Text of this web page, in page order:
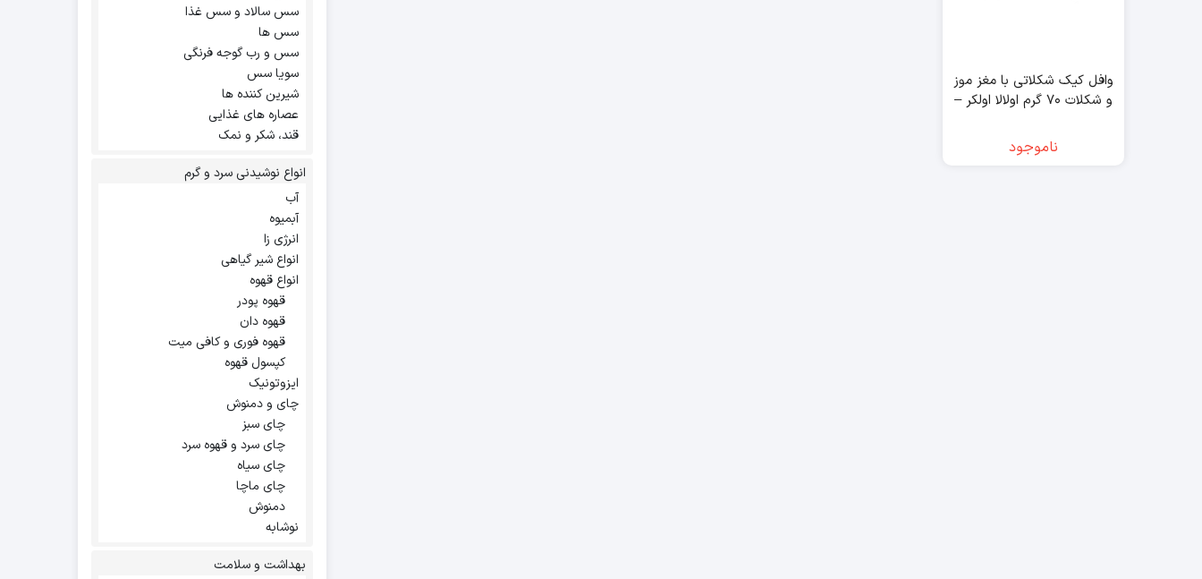
وافل کیک شکلاتی با مغز موز
و شکلات ۷۰ گرم اولالا اولکر –
ناموجود
سس سالاد و سس غذا
سس ها
سس و رب گوجه فرنگی
سویا سس
شیرین کننده ها
عصاره های غذایی
قند، شکر و نمک
انواع نوشیدنی سرد و گرم
آب
آبمیوه
انرژی زا
انواع شیر گیاهی
انواع قهوه
قهوه پودر
قهوه دان
قهوه فوری و کافی میت
کپسول قهوه
ایزوتونیک
چای و دمنوش
چای سبز
چای سرد و قهوه سرد
چای سیاه
چای ماچا
دمنوش
نوشابه
بهداشت و سلامت